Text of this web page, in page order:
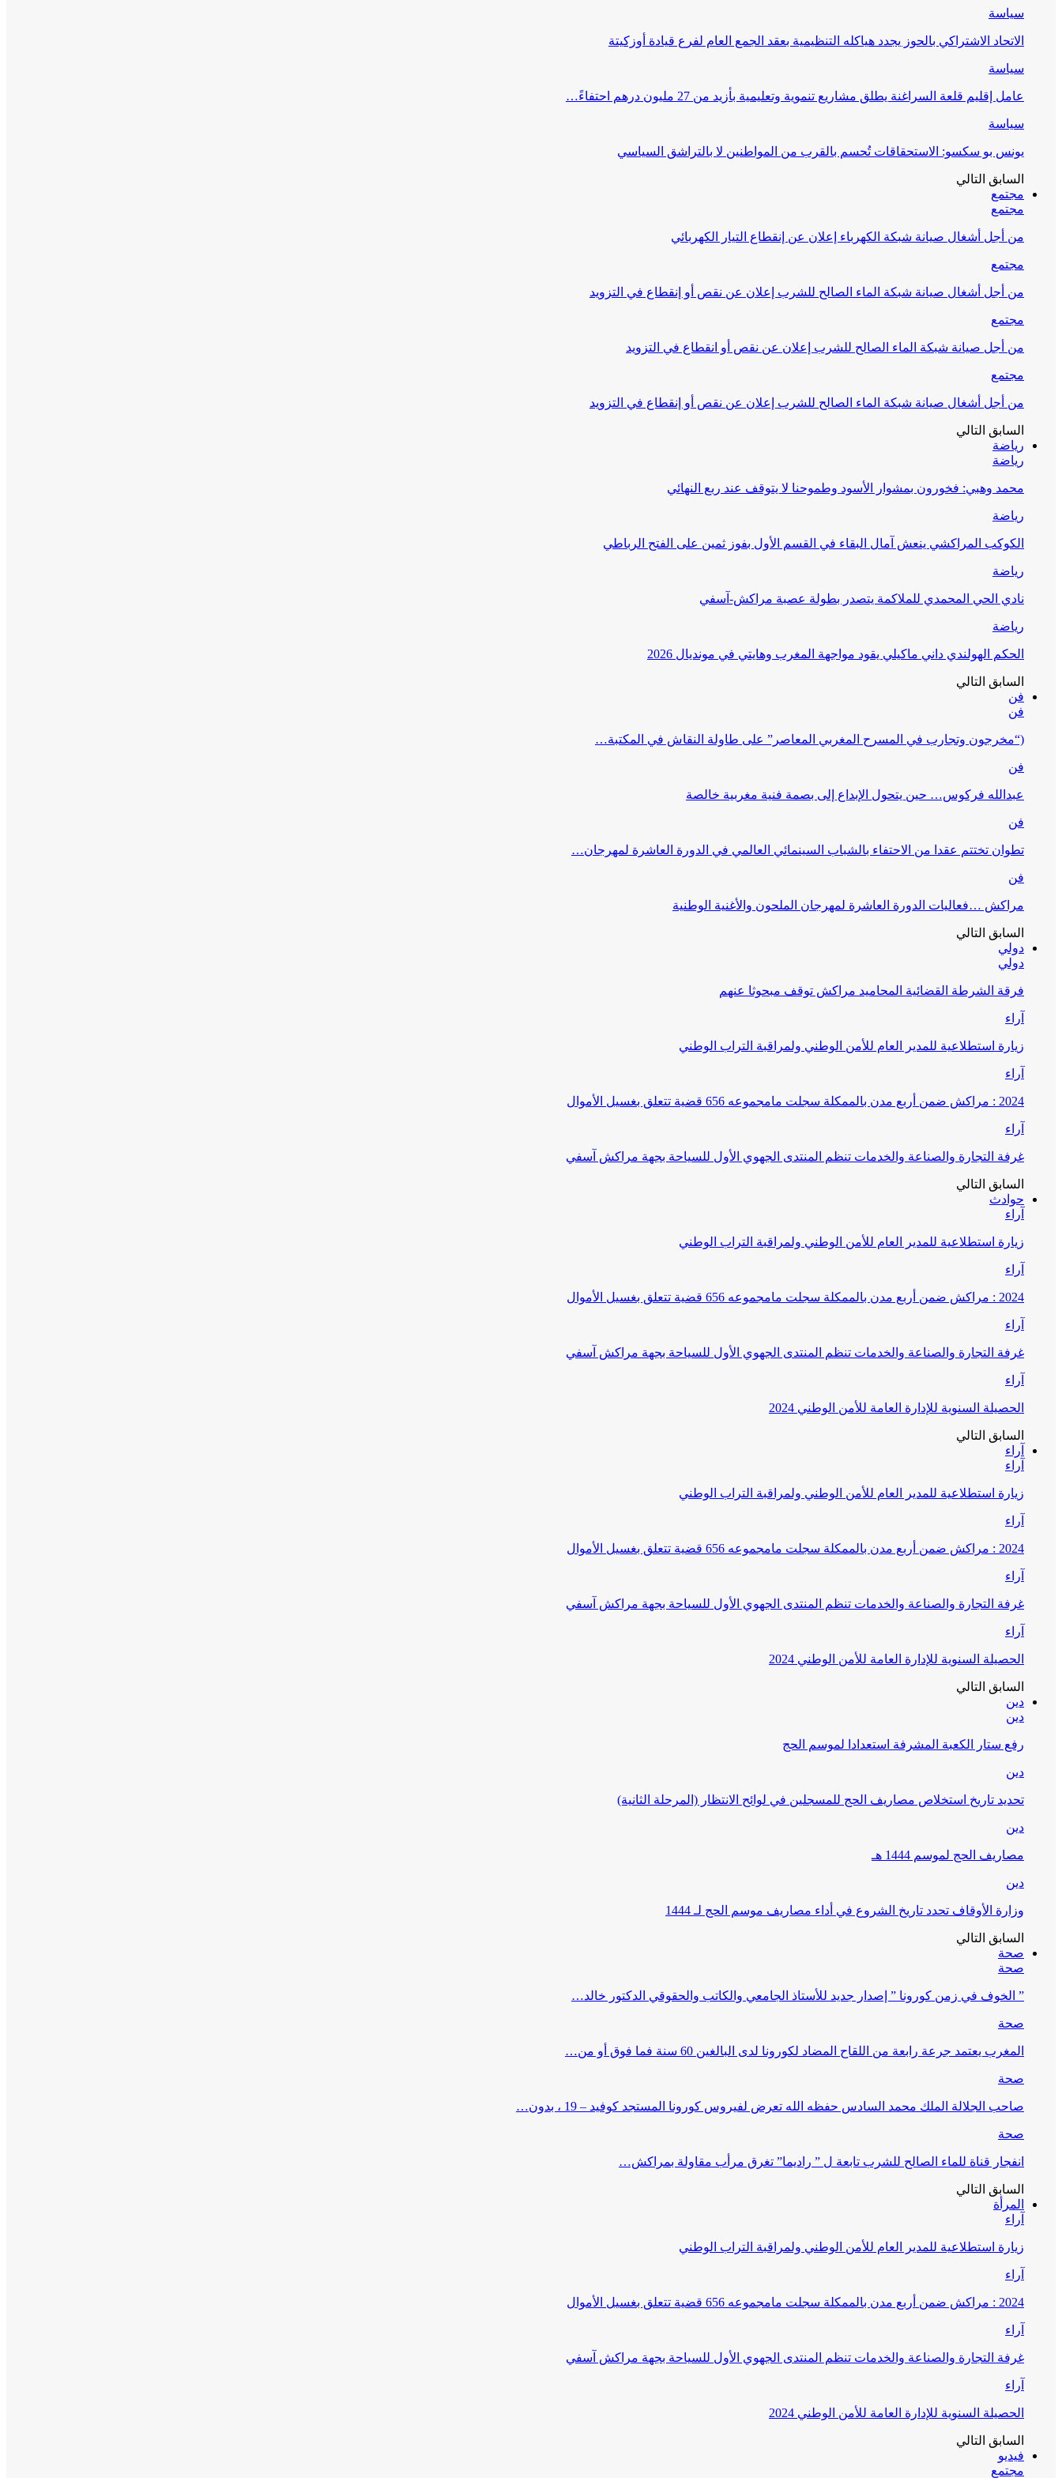
سياسة
الاتحاد الاشتراكي بالحوز يجدد هياكله التنظيمية بعقد الجمع العام لفرع قيادة أوزكيتة
سياسة
عامل إقليم قلعة السراغنة يطلق مشاريع تنموية وتعليمية بأزيد من 27 مليون درهم احتفاءً…
سياسة
يونس بو سكسو: الاستحقاقات تُحسم بالقرب من المواطنين لا بالتراشق السياسي
السابق التالي
مجتمع
مجتمع
من أجل أشغال صيانة شبكة الكهرباء إعلان عن إنقطاع التيار الكهربائي
مجتمع
من أجل أشغال صيانة شبكة الماء الصالح للشرب إعلان عن نقص أو إنقطاع في التزويد
مجتمع
من أجل صيانة شبكة الماء الصالح للشرب إعلان عن نقص أو انقطاع في التزويد
مجتمع
من أجل أشغال صيانة شبكة الماء الصالح للشرب إعلان عن نقص أو إنقطاع في التزويد
السابق التالي
رياضة
رياضة
محمد وهبي: فخورون بمشوار الأسود وطموحنا لا يتوقف عند ربع النهائي
رياضة
الكوكب المراكشي ينعش آمال البقاء في القسم الأول بفوز ثمين على الفتح الرباطي
رياضة
نادي الحي المحمدي للملاكمة يتصدر بطولة عصبة مراكش-آسفي
رياضة
الحكم الهولندي داني ماكيلي يقود مواجهة المغرب وهايتي في مونديال 2026
السابق التالي
فن
فن
(“مخرجون وتجارب في المسرح المغربي المعاصر” على طاولة النقاش في المكتبة…
فن
عبدالله فركوس… حين يتحول الإبداع إلى بصمة فنية مغربية خالصة
فن
تطوان تختتم عقدا من الاحتفاء بالشباب السينمائي العالمي في الدورة العاشرة لمهرجان…
فن
مراكش …فعاليات الدورة العاشرة لمهرجان الملحون والأغنية الوطنية
السابق التالي
دولي
دولي
فرقة الشرطة القضائية المحاميد مراكش توقف مبحوثا عنهم
آراء
زيارة استطلاعية للمدير العام للأمن الوطني ولمراقبة التراب الوطني
آراء
2024 : مراكش ضمن أربع مدن بالممكلة سجلت مامجموعه 656 قضية تتعلق بغسيل الأموال
آراء
غرفة التجارة والصناعة والخدمات تنظم المنتدى الجهوي الأول للسياحة بجهة مراكش آسفي
السابق التالي
حوادث
آراء
زيارة استطلاعية للمدير العام للأمن الوطني ولمراقبة التراب الوطني
آراء
2024 : مراكش ضمن أربع مدن بالممكلة سجلت مامجموعه 656 قضية تتعلق بغسيل الأموال
آراء
غرفة التجارة والصناعة والخدمات تنظم المنتدى الجهوي الأول للسياحة بجهة مراكش آسفي
آراء
الحصيلة السنوية للإدارة العامة للأمن الوطني 2024
السابق التالي
آراء
آراء
زيارة استطلاعية للمدير العام للأمن الوطني ولمراقبة التراب الوطني
آراء
2024 : مراكش ضمن أربع مدن بالممكلة سجلت مامجموعه 656 قضية تتعلق بغسيل الأموال
آراء
غرفة التجارة والصناعة والخدمات تنظم المنتدى الجهوي الأول للسياحة بجهة مراكش آسفي
آراء
الحصيلة السنوية للإدارة العامة للأمن الوطني 2024
السابق التالي
دين
دين
رفع ستار الكعبة المشرفة استعدادا لموسم الحج
دين
تحديد تاريخ استخلاص مصاريف الحج للمسجلين في لوائح الانتظار (المرحلة الثانية)
دين
مصاريف الحج لموسم 1444 هـ
دين
وزارة الأوقاف تحدد تاريخ الشروع في أداء مصاريف موسم الحج لـ 1444
السابق التالي
صحة
صحة
” الخوف في زمن كورونا ” إصدار جديد للأستاذ الجامعي والكاتب والحقوقي الدكتور خالد…
صحة
المغرب يعتمد جرعة رابعة من اللقاح المضاد لكورونا لدى البالغين 60 سنة فما فوق أو من…
صحة
صاحب الجلالة الملك محمد السادس حفظه الله تعرض لفيروس كورونا المستجد كوفيد – 19 ، بدون…
صحة
انفجار قناة للماء الصالح للشرب تابعة ل ” راديما” تغرق مرأب مقاولة بمراكش…
السابق التالي
المرأة
آراء
زيارة استطلاعية للمدير العام للأمن الوطني ولمراقبة التراب الوطني
آراء
2024 : مراكش ضمن أربع مدن بالممكلة سجلت مامجموعه 656 قضية تتعلق بغسيل الأموال
آراء
غرفة التجارة والصناعة والخدمات تنظم المنتدى الجهوي الأول للسياحة بجهة مراكش آسفي
آراء
الحصيلة السنوية للإدارة العامة للأمن الوطني 2024
السابق التالي
فيديو
مجتمع